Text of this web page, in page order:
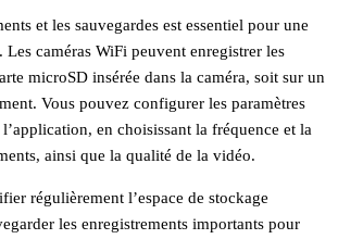
et les sauvegardes est essentiel pour une
caméras WiFi peuvent enregistrer les
microSD insérée dans la caméra, soit sur un
Vous pouvez configurer les paramètres
en choisissant la fréquence et la
ainsi que la qualité de la vidéo.
régulièrement l’espace de stockage
les enregistrements importants pour